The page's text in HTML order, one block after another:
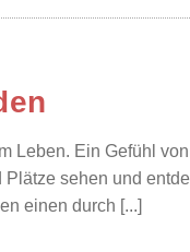
Leben. Ein Gefühl
sehen und
einen durch [...]